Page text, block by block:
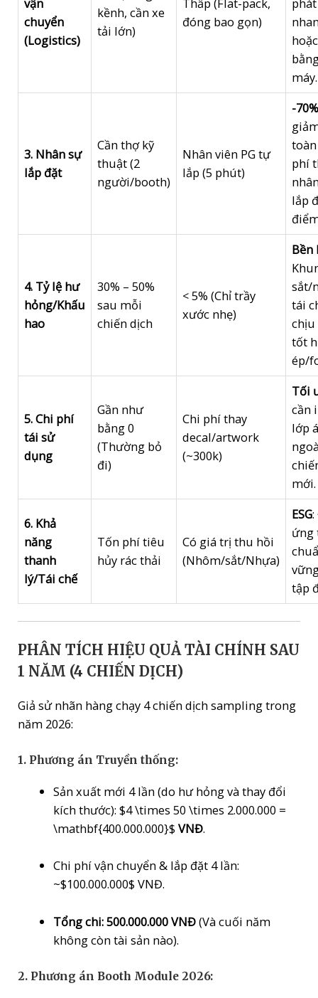
chuyển
(Logistics)
kềnh, cần xe
tải lớn)
đóng bao gọn)
máy.
3. Nhân sự
lắp đặt
Cần thợ kỹ
thuật (2
người/booth)
Nhân viên PG tự
lắp (5 phút)
-
phí
lắp
4. Tỷ lệ hư
hỏng/Khấu
hao
30% – 50%
sau mỗi
chiến dịch
< 5% (Chỉ trầy
xước nhẹ)
Bền
sắt/
tái
tốt
ép/
5. Chi phí
tái sử
dụng
Gần như
bằng 0
(Thường bỏ
đi)
Chi phí thay
decal/artwork
(~300k)
Tối
cần
lớp
mới.
6. Khả
năng
thanh
lý/Tái chế
Tốn phí tiêu
hủy rác thải
Có giá trị thu hồi
(Nhôm/sắt/Nhựa)
ESG
ứng
tập
PHÂN TÍCH HIỆU QUẢ TÀI CHÍNH SAU
1 NĂM (4 CHIẾN DỊCH)
Giả sử nhãn hàng chạy 4 chiến dịch sampling trong
năm 2026:
1. Phương án Truyền thống:
Sản xuất mới 4 lần (do hư hỏng và thay đổi
kích thước): $4 \times 50 \times 2.000.000 =
\mathbf{400.000.000}$ VNĐ.
Chi phí vận chuyển & lắp đặt 4 lần:
~$100.000.000$ VNĐ.
Tổng chi: 500.000.000 VNĐ(Và cuối năm
không còn tài sản nào).
2. Phương án Booth Module 2026: